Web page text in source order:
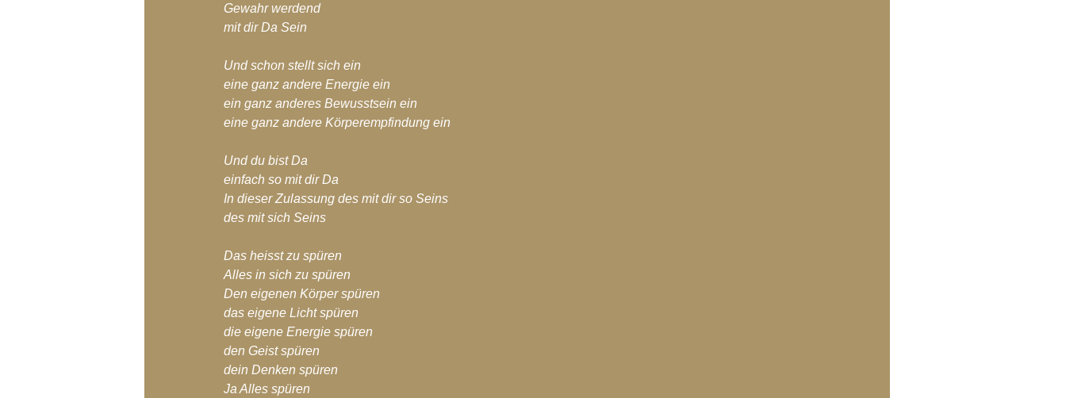
Gewahr werdend
mit dir Da Sein
Und schon stellt sich ein
eine ganz andere Energie ein
ein ganz anderes Bewusstsein ein
eine ganz andere Körperempfindung ein
Und du bist Da
einfach so mit dir Da
In dieser Zulassung des mit dir so Seins
des mit sich Seins
Das heisst zu spüren
Alles in sich zu spüren
Den eigenen Körper spüren
das eigene Licht spüren
die eigene Energie spüren
den Geist spüren
dein Denken spüren
Ja Alles spüren